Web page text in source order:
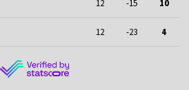
12 -15 10
12 -23 4